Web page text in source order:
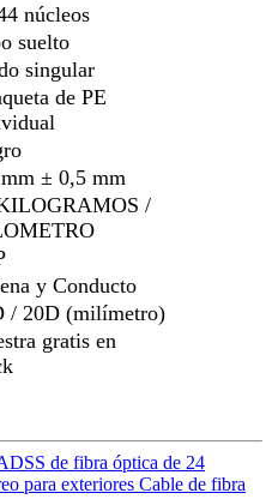
núcleos
suelto
singular
de PE
± 0,5 mm
/
y Conducto
/ 20D (milímetro)
gratis en
de fibra óptica de 24
para exteriores Cable de fibra